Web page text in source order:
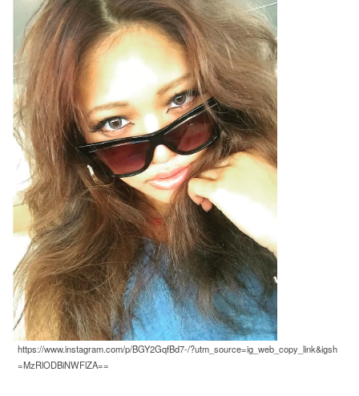
https://www.instagram.com/p/BGY2GqfBd7-/?utm_source=ig_web_copy_link&igsh
=MzRlODBiNWFlZA==